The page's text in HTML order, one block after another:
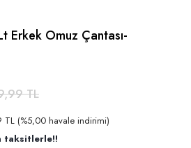
Erkek Omuz Çantası-
TL
TL (%5,00 havale indirimi)
taksitlerle!!